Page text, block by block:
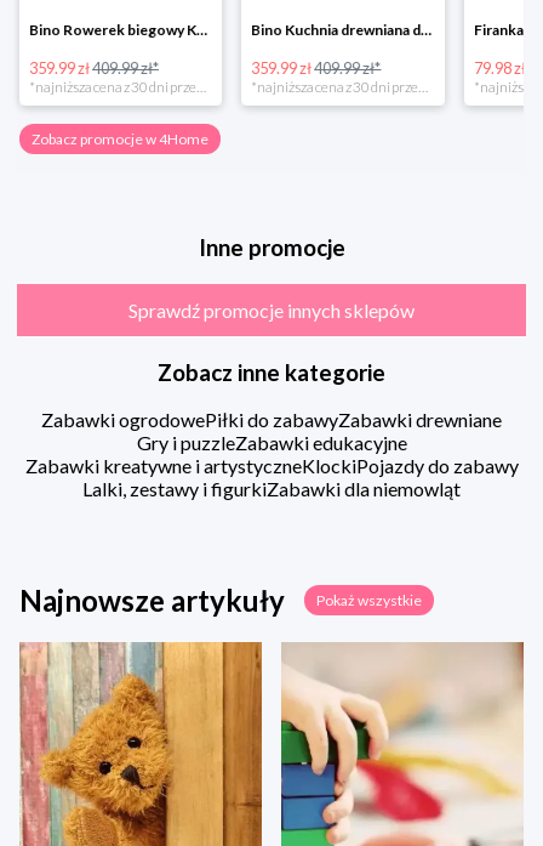
Bino Rowerek biegowy Krecik
359.99 zł409.99 zł*
Bino Kuchnia drewniana dla dzieci Provence
359.99 zł409.99 zł* 79.98 zł
Zobacz promocje w 4Home
Inne promocje
Sprawdź promocje innych sklepów
Zobacz inne kategorie
Zabawki ogrodowePiłki do zabawyZabawki drewniane
Gry i puzzleZabawki edukacyjne
Zabawki kreatywne i artystyczneKlockiPojazdy do zabawy
Lalki, zestawy i figurkiZabawki dla niemowląt
Najnowsze artykuły Pokaż wszystkie